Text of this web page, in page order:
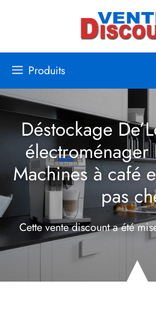
Produits
Déstockage
Machines à café
pas
Cette vente discount a été